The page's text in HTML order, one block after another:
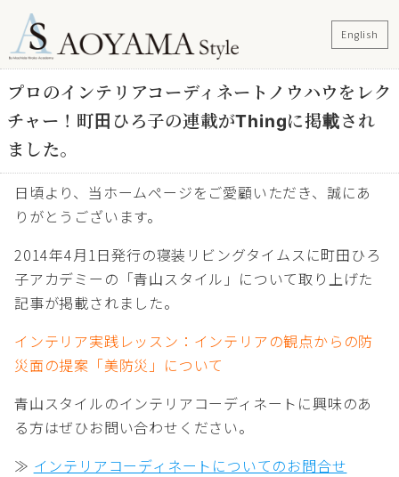
English
プロのインテリアコーディネートノウハウをレク
チャー！町田ひろ子の連載がThingに掲載され
ました。
日頃より、当ホームページをご愛顧いただき、誠にあ
りがとうございます。
2014年4月1日発行の寝装リビングタイムスに町田ひろ
子アカデミーの「青山スタイル」について取り上げた
記事が掲載されました。
インテリア実践レッスン：インテリアの観点からの防
災面の提案「美防災」について
青山スタイルのインテリアコーディネートに興味のあ
る方はぜひお問い合わせください。
≫ インテリアコーディネートについてのお問合せ